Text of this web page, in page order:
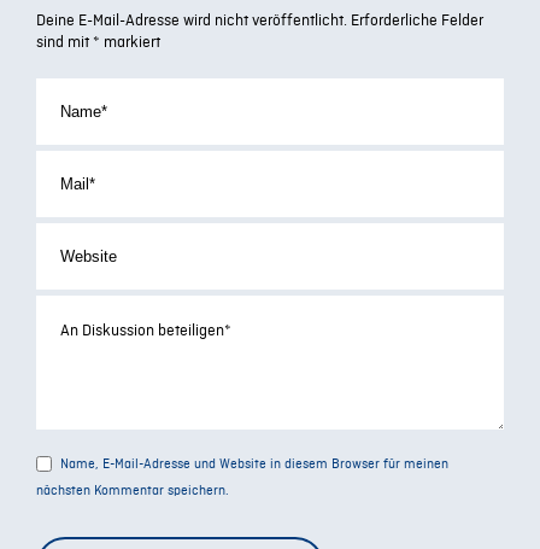
Deine E-Mail-Adresse wird nicht veröffentlicht. Erforderliche Felder
sind mit * markiert
Name, E-Mail-Adresse und Website in diesem Browser für meinen
nächsten Kommentar speichern.